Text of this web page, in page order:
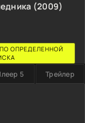
(2009)
ОПРЕДЕЛЕННОЙ
5 Трейлер